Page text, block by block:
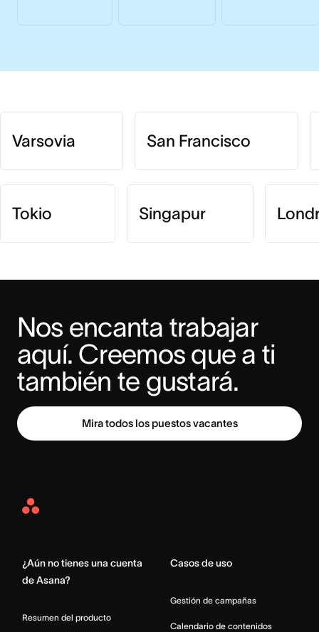
Varsovia San Francisco
Tokio Singapur
Nos encanta trabajar
aquí. Creemos que a ti
también te gustará.
Mira todos los puestos vacantes
Asana
¿Aún no tienes una cuenta
de Asana?
Resumen del producto
Casos de uso
Gestión de campañas
Calendario de contenidos